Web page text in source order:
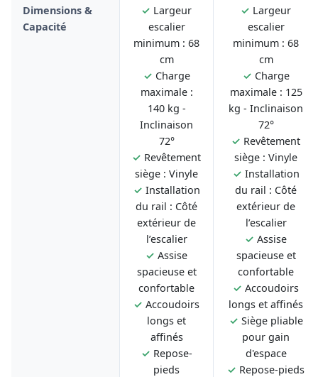
Dimensions &
Capacité
✓ Largeur
escalier
minimum : 68
cm
✓ Charge
maximale :
140 kg -
Inclinaison
72°
✓ Revêtement
siège : Vinyle
✓ Installation
du rail : Côté
extérieur de
l’escalier
✓ Assise
spacieuse et
confortable
✓ Accoudoirs
longs et
affinés
✓ Repose-
pieds
✓ Largeur
escalier
minimum : 68
cm
✓ Charge
maximale : 125
kg - Inclinaison
72°
✓ Revêtement
siège : Vinyle
✓ Installation
du rail : Côté
extérieur de
l’escalier
✓ Assise
spacieuse et
confortable
✓ Accoudoirs
longs et affinés
✓ Siège pliable
pour gain
d'espace
✓ Repose-pieds